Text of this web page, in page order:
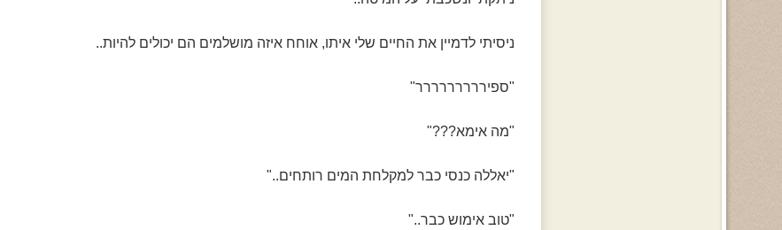
ניסיתי לדמיין את החיים שלי איתו, אוחח איזה מושלמים הם יכולים להיות..
"ספיררררררררר"
"מה אימא???"
"יאללה כנסי כבר למקלחת המים רותחים.."
"טוב אימוש כבר.."